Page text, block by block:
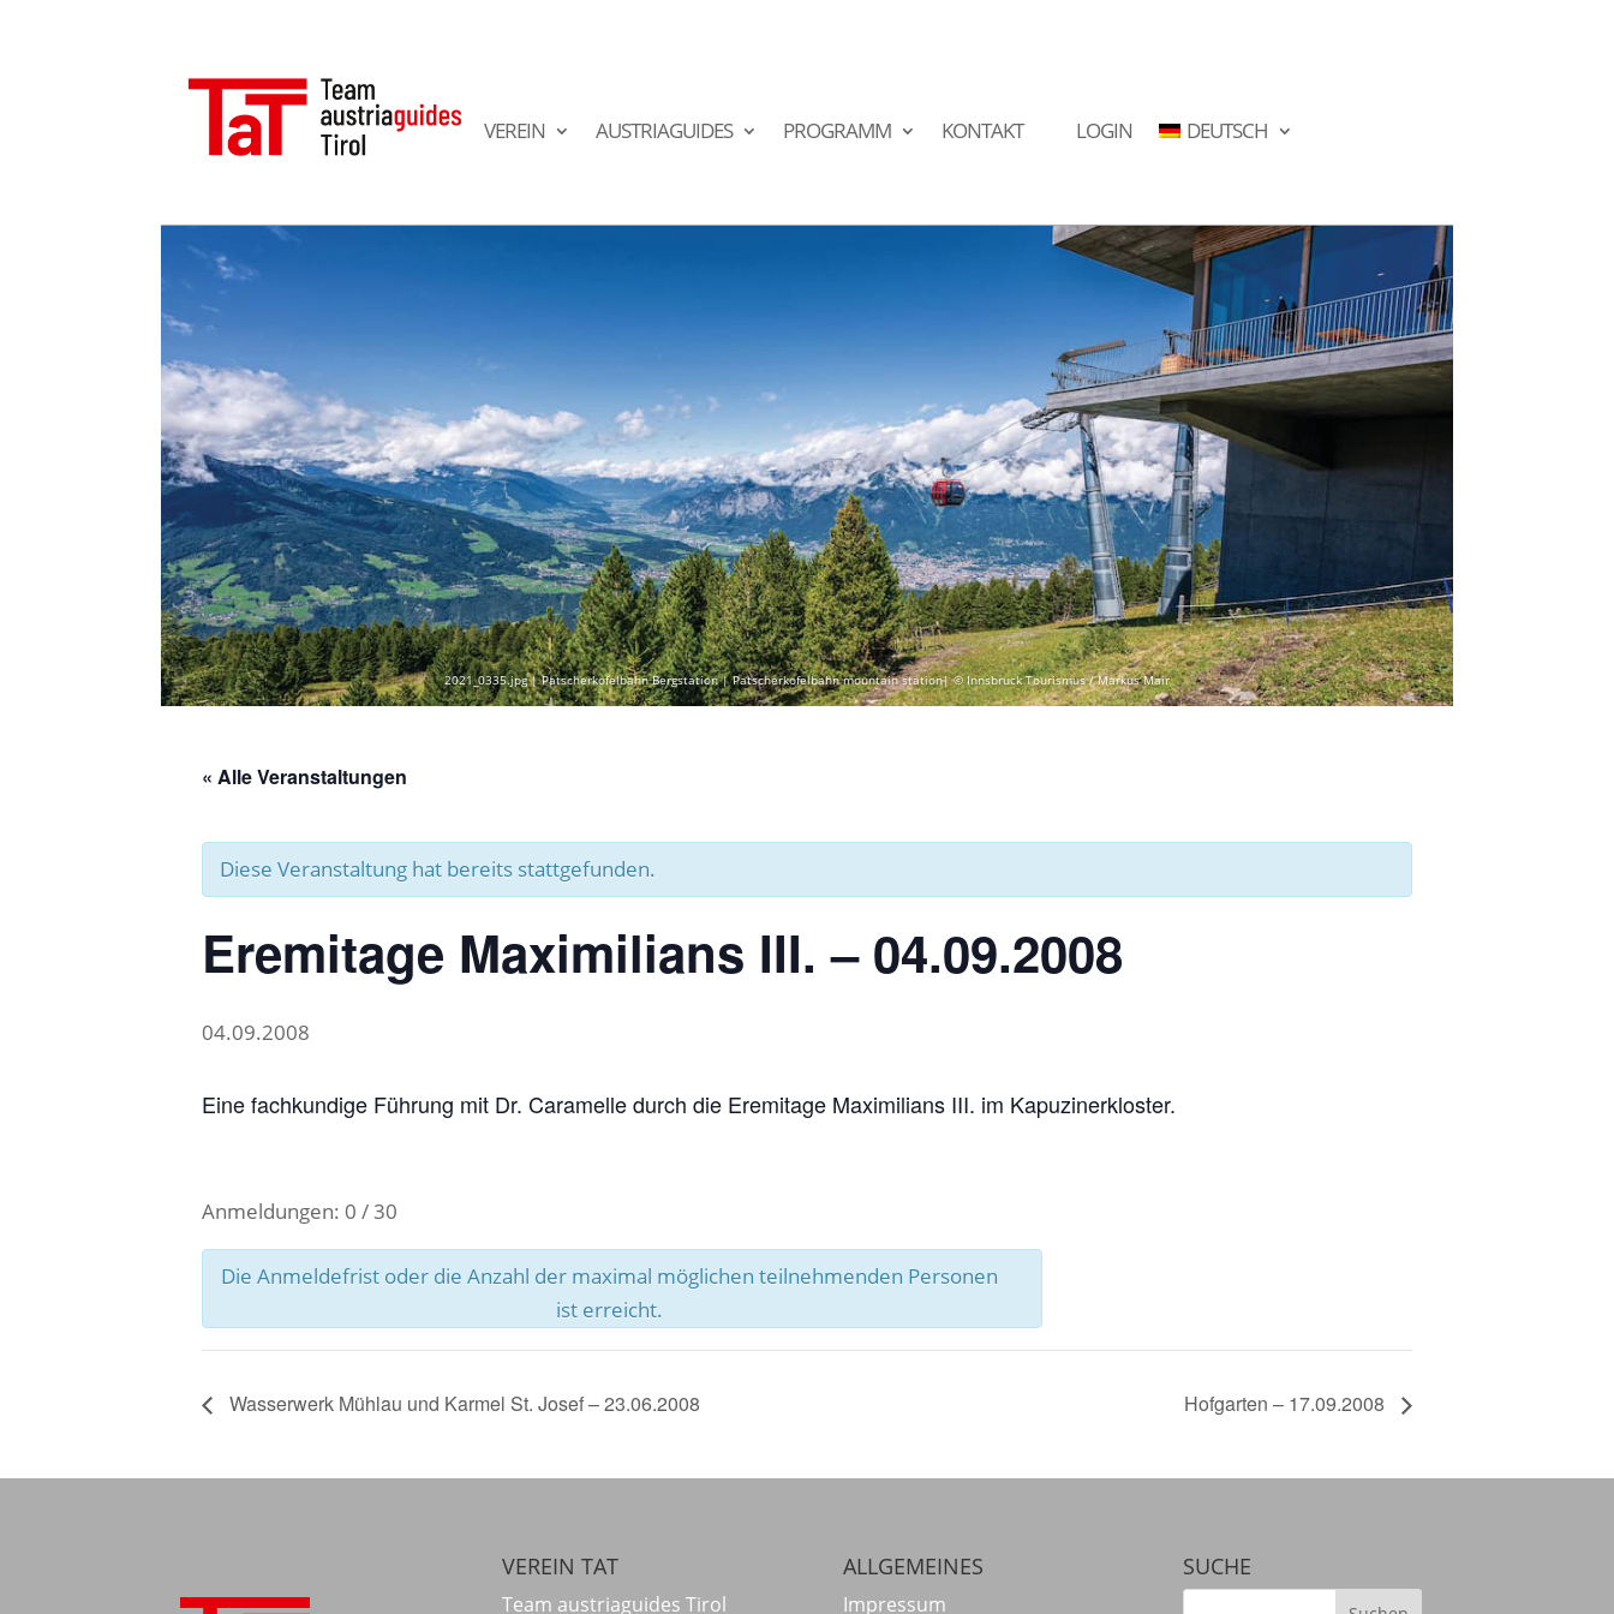
VEREIN AUSTRIAGUIDES PROGRAMM KONTAKT LOGIN DEUTSCH
2021_0335.jpg | Patscherkofelbahn Bergstation | Patscherkofelbahn mountain station| © Innsbruck Tourismus / Markus Mair
« Alle Veranstaltungen
Diese Veranstaltung hat bereits stattgefunden.
Eremitage Maximilians III. – 04.09.2008
04.09.2008
Eine fachkundige Führung mit Dr. Caramelle durch die Eremitage Maximilians III. im Kapuzinerkloster.
Anmeldungen: 0 / 30
Die Anmeldefrist oder die Anzahl der maximal möglichen teilnehmenden Personen
ist erreicht.
Wasserwerk Mühlau und Karmel St. Josef – 23.06.2008 Hofgarten – 17.09.2008
VEREIN TAT
Team austriaguides Tirol
ALLGEMEINES
Impressum
SUCHE